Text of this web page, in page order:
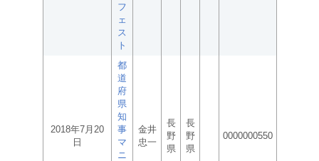
フ
ェ
ス
ト
2018年7月20
日
都
道
府
県
知
事
マ
ニ
金井
忠一
長
野
県
長
野
県
0000000550